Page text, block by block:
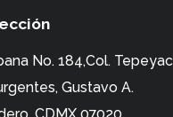
No. 184,Col. Tepeyac
Gustavo A.